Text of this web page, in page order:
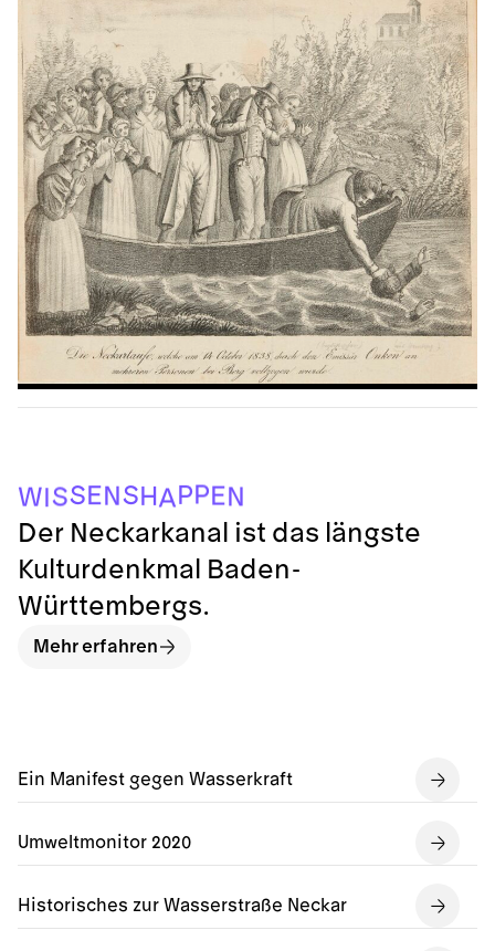
Ein Manifest gegen Wasserkraft
Umweltmonitor 2020
Historisches zur Wasserstraße Neckar
WISSENS H APPEN
Der Neckarkanal ist das längste
Kulturdenkmal Baden-
Württembergs.
Mehr erfahren